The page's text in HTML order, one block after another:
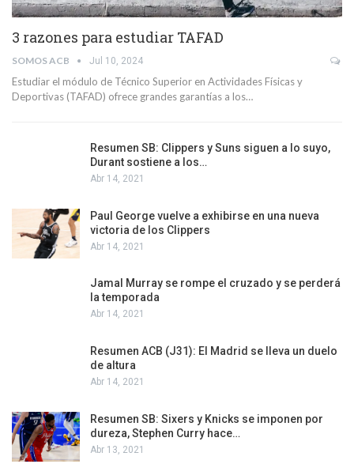
3 razones para estudiar TAFAD
SOMOS ACB Jul 10, 2024
Estudiar el módulo de Técnico Superior en Actividades Físicas y
Deportivas (TAFAD) ofrece grandes garantías a los…
Resumen SB: Clippers y Suns siguen a lo suyo,
Durant sostiene a los…
Abr 14, 2021
Paul George vuelve a exhibirse en una nueva
victoria de los Clippers
Abr 14, 2021
Jamal Murray se rompe el cruzado y se perderá
la temporada
Abr 14, 2021
Resumen ACB (J31): El Madrid se lleva un duelo
de altura
Abr 14, 2021
Resumen SB: Sixers y Knicks se imponen por
dureza, Stephen Curry hace…
Abr 13, 2021